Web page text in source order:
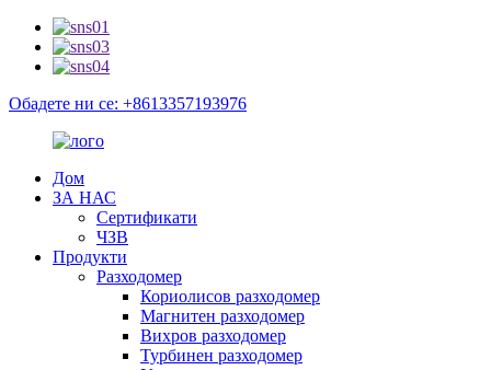
Обадете ни се: +8613357193976
Дом
ЗА НАС
Сертификати
ЧЗВ
Продукти
Разходомер
Кориолисов разходомер
Магнитен разходомер
Вихров разходомер
Турбинен разходомер